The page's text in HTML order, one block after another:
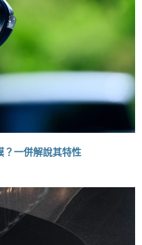
？一併解說其特性